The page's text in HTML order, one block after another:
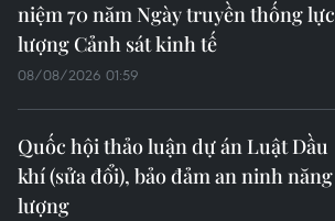
niệm 70 năm Ngày truyền thống lực
lượng Cảnh sát kinh tế
08/08/2026 01:59
Quốc hội thảo luận dự án Luật Dầu
khí (sửa đổi), bảo đảm an ninh năng
lượng